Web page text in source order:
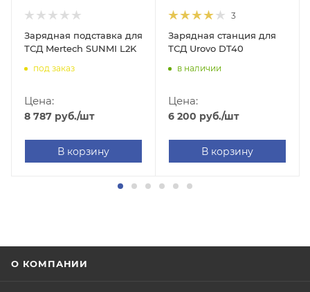
Зарядная подставка для
ТСД Mertech SUNMI L2K
под заказ
Цена:
8 787 руб./шт
В корзину
3
Зарядная станция для
ТСД Urovo DT40
в наличии
Цена:
6 200 руб./шт
В корзину
О КОМПАНИИ